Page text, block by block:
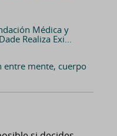
Médica y
Realiza Exi...
entre mente, cuerpo